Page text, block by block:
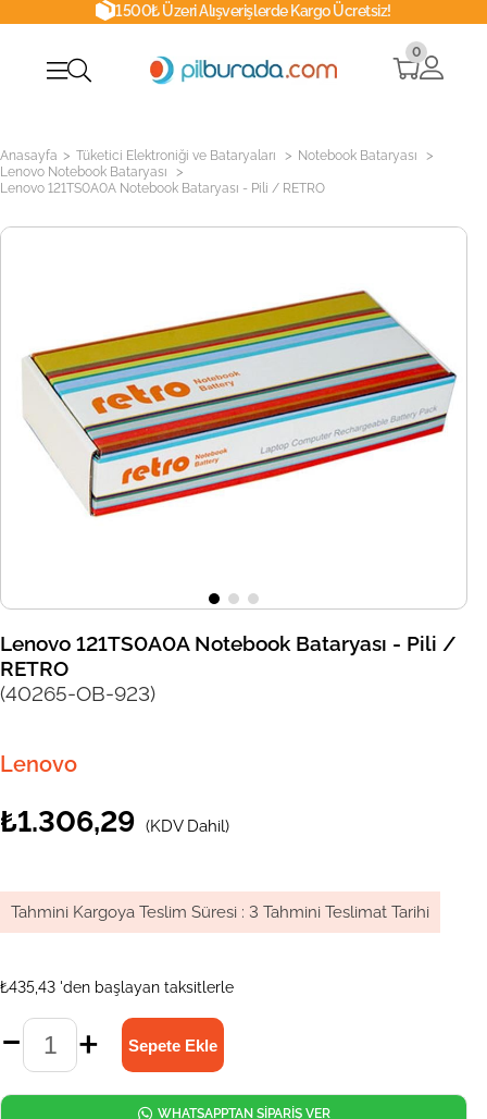
1500₺ Üzeri Alışverişlerde Kargo Ücretsiz!
0
Anasayfa > Tüketici Elektroniği ve Bataryaları > Notebook Bataryası >
Lenovo Notebook Bataryası >
Lenovo 121TS0A0A Notebook Bataryası - Pili / RETRO
Lenovo 121TS0A0A Notebook Bataryası - Pili /
RETRO
(40265-OB-923)
Lenovo
₺1.306,29 (KDV Dahil)
Tahmini Kargoya Teslim Süresi : 3 Tahmini Teslimat Tarihi
₺435,43 'den başlayan taksitlerle
WHATSAPPTAN SİPARİŞ VER